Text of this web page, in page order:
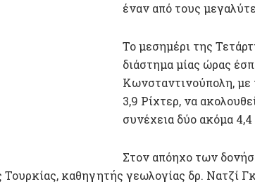
έναν από τους
Το μεσημέρι της
διάστημα μίας ώρας
Κωνσταντινούπολη, με
3,9 Ρίχτερ, να
συνέχεια δύο ακόμα 4,4
Στον απόηχο των
καθηγητής γεωλογίας δρ. Νατζί